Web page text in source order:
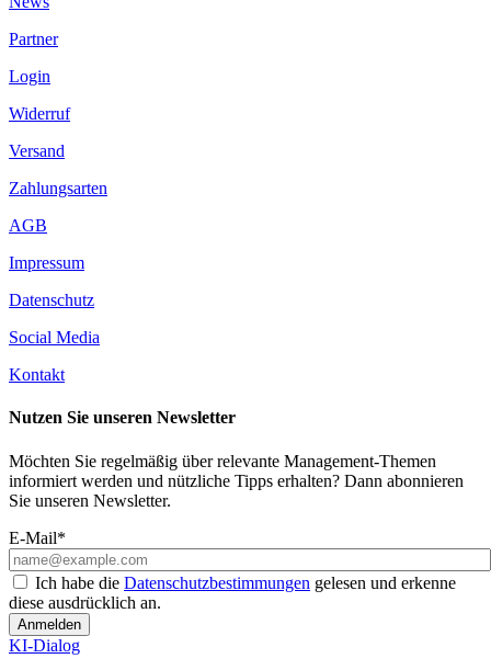
Partner
Login
Widerruf
Versand
Zahlungsarten
AGB
Impressum
Datenschutz
Social Media
Kontakt
Nutzen Sie unseren Newsletter
Möchten Sie regelmäßig über relevante Management-Themen
informiert werden und nützliche Tipps erhalten? Dann abonnieren
Sie unseren Newsletter.
E-Mail*
Ich habe die Datenschutzbestimmungen gelesen und erkenne
diese ausdrücklich an.
Anmelden
KI-Dialog